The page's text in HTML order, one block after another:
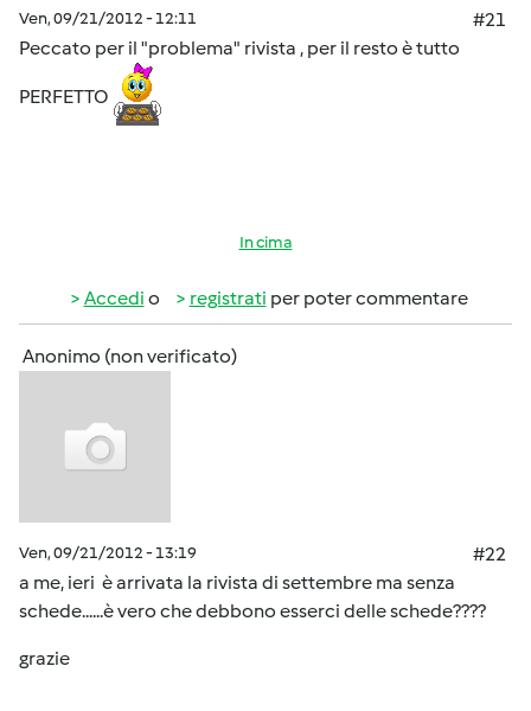
Ven, 09/21/2012 - 12:11
#21
Peccato per il "problema" rivista , per il resto è tutto
PERFETTO
In cima
Accedi o registrati per poter commentare
Anonimo (non verificato)
Ven, 09/21/2012 - 13:19
#22
a me, ieri è arrivata la rivista di settembre ma senza
schede......è vero che debbono esserci delle schede????
grazie